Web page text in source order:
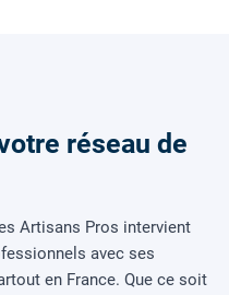
réseau de
Artisans Pros intervient
avec ses
en France. Que ce soit